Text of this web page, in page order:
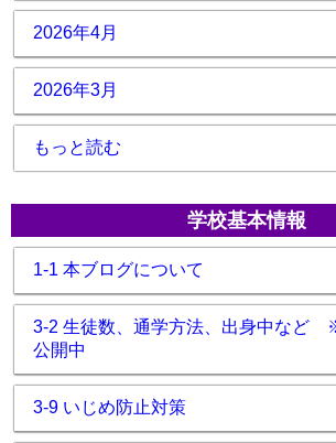
2026年4月
2026年3月
もっと読む
学校基本情報
1-1 本ブログについて
3-2 生徒数、通学方法、出身中など
公開中
3-9 いじめ防止対策